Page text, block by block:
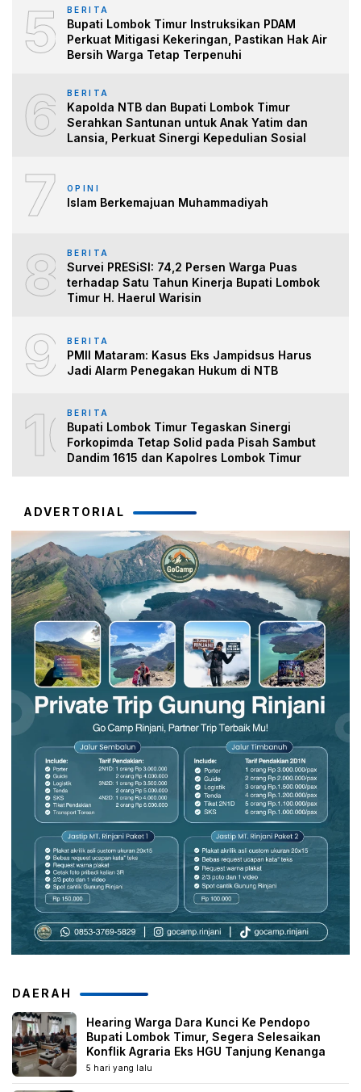
5 BERITA
Bupati Lombok Timur Instruksikan PDAM
Perkuat Mitigasi Kekeringan, Pastikan Hak Air
Bersih Warga Tetap Terpenuhi
6 BERITA
Kapolda NTB dan Bupati Lombok Timur
Serahkan Santunan untuk Anak Yatim dan
Lansia, Perkuat Sinergi Kepedulian Sosial
7 OPINI
Islam Berkemajuan Muhammadiyah
8 BERITA
Survei PRESiSI: 74,2 Persen Warga Puas
terhadap Satu Tahun Kinerja Bupati Lombok
Timur H. Haerul Warisin
9 BERITA
PMII Mataram: Kasus Eks Jampidsus Harus
Jadi Alarm Penegakan Hukum di NTB
10BERITA
Bupati Lombok Timur Tegaskan Sinergi
Forkopimda Tetap Solid pada Pisah Sambut
Dandim 1615 dan Kapolres Lombok Timur
ADVERTORIAL
DAERAH
Hearing Warga Dara Kunci Ke Pendopo
Bupati Lombok Timur, Segera Selesaikan
Konflik Agraria Eks HGU Tanjung Kenanga
5 hari yang lalu